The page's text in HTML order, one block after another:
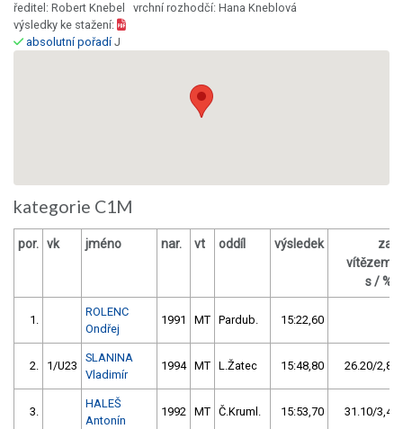
ředitel: Robert Knebel vrchní rozhodčí: Hana Kneblová
výsledky ke stažení:
absolutní pořadíJ
kategorie C1M
por. vk jméno nar. vt oddíl výsledek
za
vítězem
s / %
1.
ROLENC
Ondřej
1991 MT Pardub. 15:22,60
2. 1/U23
SLANINA
Vladimír
1994 MT L.Žatec 15:48,80 26.20/2,8
3.
HALEŠ
Antonín
1992 MT Č.Kruml. 15:53,70 31.10/3,4